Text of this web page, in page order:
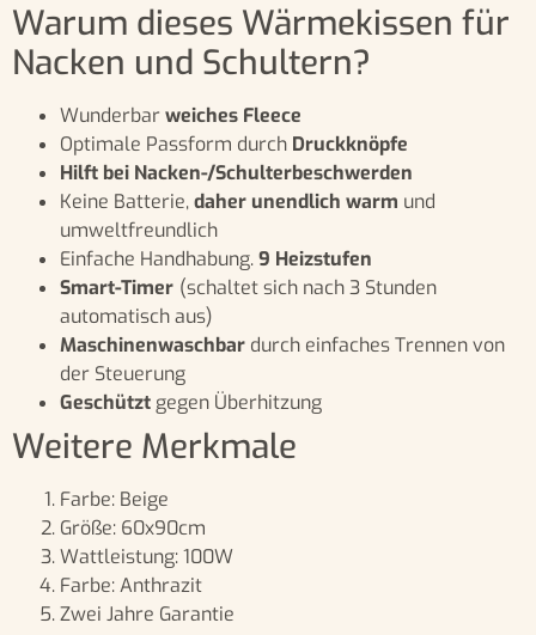
Warum dieses Wärmekissen für
Nacken und Schultern?
Wunderbarweiches Fleece
Optimale Passform durch Druckknöpfe
Hilft bei Nacken-/Schulterbeschwerden
Keine Batterie,daher unendlich warm und
umweltfreundlich
Einfache Handhabung.9 Heizstufen
Smart-Timer (schaltet sich nach 3 Stunden
automatisch aus)
Maschinenwaschbar durch einfaches Trennen von
der Steuerung
Geschütztgegen Überhitzung
Weitere Merkmale
Farbe: Beige
Größe: 60x90cm
Wattleistung: 100W
Farbe: Anthrazit
Zwei Jahre Garantie